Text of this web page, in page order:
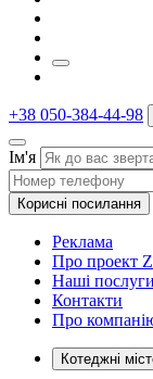
+38 050-384-44-98
Ім'я
Корисні посилання
Реклама
Про проект
Наші послуги
Контакти
Про
Котеджні